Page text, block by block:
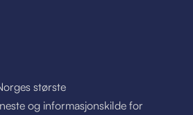
største
og informasjonskilde for